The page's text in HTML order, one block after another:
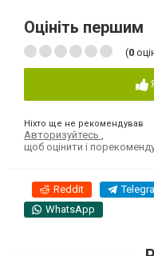
Оцініть першим
(0
Ніхто ще не рекомендував
Авторизуйтесь
щоб оцінити і
Reddit
WhatsApp